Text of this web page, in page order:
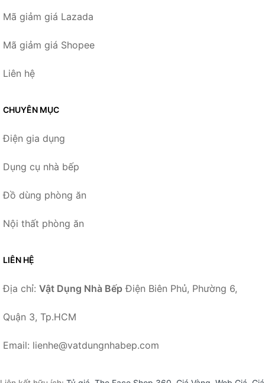
Mã giảm giá Lazada
Mã giảm giá Shopee
Liên hệ
CHUYÊN MỤC
Điện gia dụng
Dụng cụ nhà bếp
Đồ dùng phòng ăn
Nội thất phòng ăn
LIÊN HỆ
Địa chỉ: Vật Dụng Nhà Bếp Điện Biên Phủ, Phường 6,
Quận 3, Tp.HCM
Email: lienhe@vatdungnhabep.com